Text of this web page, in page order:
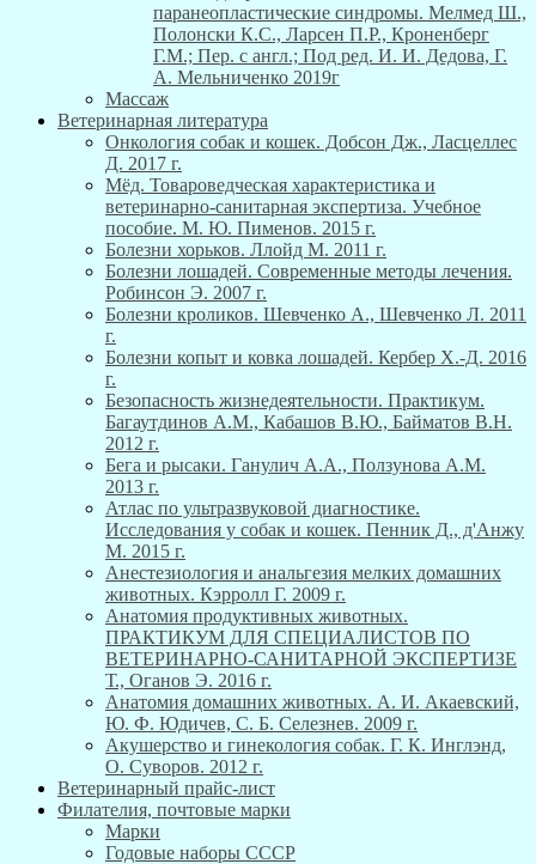
паранеопластические синдромы. Мелмед Ш.,
Полонски К.С., Ларсен П.Р., Кроненберг
Г.М.; Пер. с англ.; Под ред. И. И. Дедова, Г.
А. Мельниченко 2019г
Массаж
Ветеринарная литература
Онкология собак и кошек. Добсон Дж., Ласцеллес
Д. 2017 г.
Мёд. Товароведческая характеристика и
ветеринарно-санитарная экспертиза. Учебное
пособие. М. Ю. Пименов. 2015 г.
Болезни хорьков. Ллойд М. 2011 г.
Болезни лошадей. Современные методы лечения.
Робинсон Э. 2007 г.
Болезни кроликов. Шевченко А., Шевченко Л. 2011
г.
Болезни копыт и ковка лошадей. Кербер Х.-Д. 2016
г.
Безопасность жизнедеятельности. Практикум.
Багаутдинов А.М., Кабашов В.Ю., Байматов В.Н.
2012 г.
Бега и рысаки. Ганулич А.А., Ползунова А.М.
2013 г.
Атлас по ультразвуковой диагностике.
Исследования у собак и кошек. Пенник Д., д'Анжу
М. 2015 г.
Анестезиология и анальгезия мелких домашних
животных. Кэрролл Г. 2009 г.
Анатомия продуктивных животных.
ПРАКТИКУМ ДЛЯ СПЕЦИАЛИСТОВ ПО
ВЕТЕРИНАРНО-САНИТАРНОЙ ЭКСПЕРТИЗЕ
Т., Оганов Э. 2016 г.
Анатомия домашних животных. А. И. Акаевский,
Ю. Ф. Юдичев, С. Б. Селезнев. 2009 г.
Акушерство и гинекология собак. Г. К. Инглэнд,
О. Суворов. 2012 г.
Ветеринарный прайс-лист
Филателия, почтовые марки
Марки
Годовые наборы СССР